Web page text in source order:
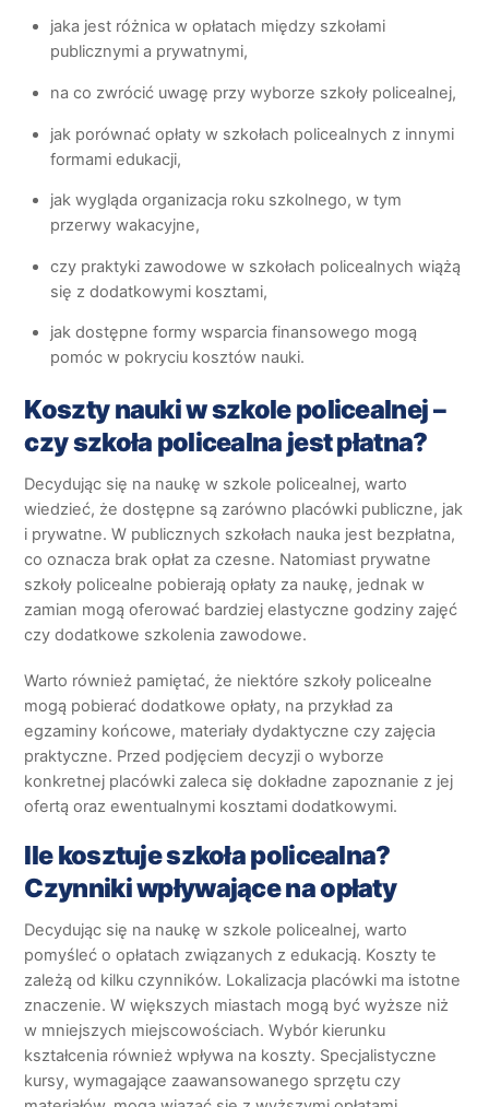
jaka jest różnica w opłatach między szkołami
publicznymi a prywatnymi,
na co zwrócić uwagę przy wyborze szkoły policealnej,
jak porównać opłaty w szkołach policealnych z innymi
formami edukacji,
jak wygląda organizacja roku szkolnego, w tym
przerwy wakacyjne,
czy praktyki zawodowe w szkołach policealnych wiążą
się z dodatkowymi kosztami,
jak dostępne formy wsparcia finansowego mogą
pomóc w pokryciu kosztów nauki.
Koszty nauki w szkole policealnej –
czy szkoła policealna jest płatna?
Decydując się na naukę w szkole policealnej, warto
wiedzieć, że dostępne są zarówno placówki publiczne, jak
i prywatne. W publicznych szkołach nauka jest bezpłatna,
co oznacza brak opłat za czesne. Natomiast prywatne
szkoły policealne pobierają opłaty za naukę, jednak w
zamian mogą oferować bardziej elastyczne godziny zajęć
czy dodatkowe szkolenia zawodowe.
Warto również pamiętać, że niektóre szkoły policealne
mogą pobierać dodatkowe opłaty, na przykład za
egzaminy końcowe, materiały dydaktyczne czy zajęcia
praktyczne. Przed podjęciem decyzji o wyborze
konkretnej placówki zaleca się dokładne zapoznanie z jej
ofertą oraz ewentualnymi kosztami dodatkowymi.
Ile kosztuje szkoła policealna?
Czynniki wpływające na opłaty
Decydując się na naukę w szkole policealnej, warto
pomyśleć o opłatach związanych z edukacją. Koszty te
zależą od kilku czynników. Lokalizacja placówki ma istotne
znaczenie. W większych miastach mogą być wyższe niż
w mniejszych miejscowościach. Wybór kierunku
kształcenia również wpływa na koszty. Specjalistyczne
kursy, wymagające zaawansowanego sprzętu czy